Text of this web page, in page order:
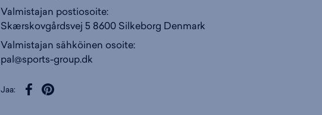
Valmistajan postiosoite:
Skærskovgårdsvej 5 8600 Silkeborg Denmark
Valmistajan sähköinen osoite:
pal@sports-group.dk
Jaa: